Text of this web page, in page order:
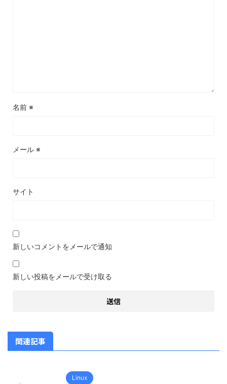
名前 ※
メール ※
サイト
新しいコメントをメールで通知
新しい投稿をメールで受け取る
関連記事
Linux